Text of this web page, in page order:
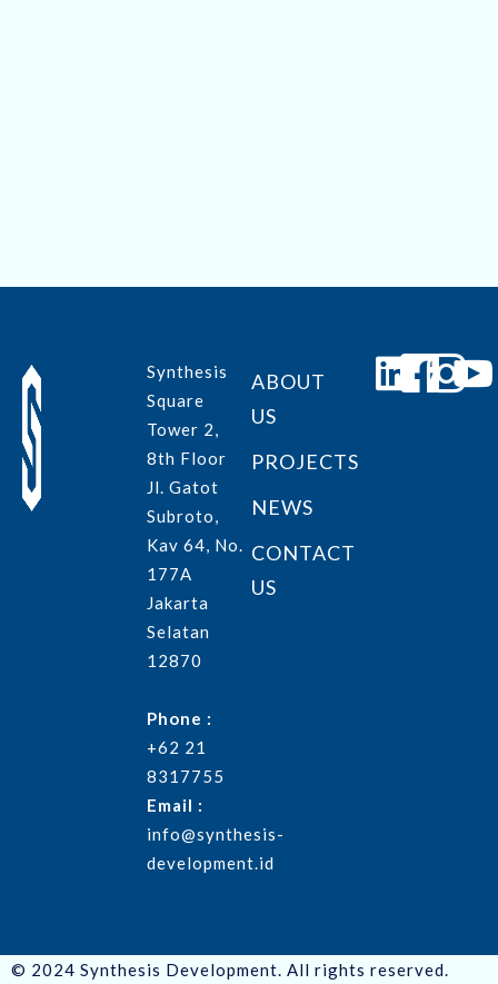
Synthesis
Square
Tower 2,
8th Floor
Jl. Gatot
Subroto,
Kav 64, No.
177A
Jakarta
Selatan
12870
Phone :
+62 21
8317755
Email :
info@synthesis-
development.id
ABOUT
US
PROJECTS
NEWS
CONTACT
US
© 2024 Synthesis Development. All rights reserved.